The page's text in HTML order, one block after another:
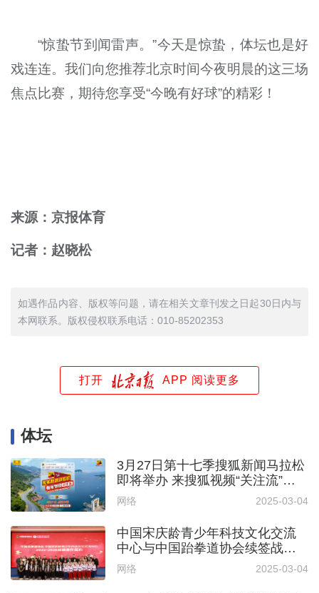
“惊蛰节到闻雷声。”今天是惊蛰，体坛也是好
戏连连。我们向您推荐北京时间今夜明晨的这三场
焦点比赛，期待您享受“今晚有好球”的精彩！
来源：京报体育
记者：赵晓松
如遇作品内容、版权等问题，请在相关文章刊发之日起30日内与
本网联系。版权侵权联系电话：010-85202353
打开 APP 阅读更多
体坛
3月27日第十七季搜狐新闻马拉松
即将举办 来搜狐视频“关注流”打
卡最美春光
网络 2025-03-04
中国宋庆龄青少年科技文化交流
中心与中国跆拳道协会续签战略
合作协议
网络 2025-03-04